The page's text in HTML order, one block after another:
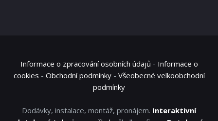
Informace o zpracování osobních údajů - Informace o
cookies - Obchodní podmínky- Všeobecné velkoobchodní
podmínky
Dodávky, instalace, montáž, pronájem. Interaktivní